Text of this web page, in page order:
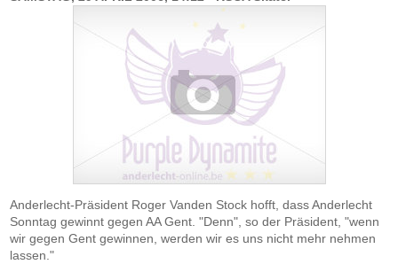
Anderlecht-Präsident Roger Vanden Stock hofft, dass Anderlecht
Sonntag gewinnt gegen AA Gent. "Denn", so der Präsident, "wenn
wir gegen Gent gewinnen, werden wir es uns nicht mehr nehmen
lassen."